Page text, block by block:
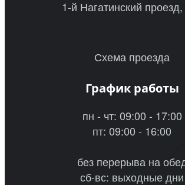
1-й Нагатинский
Схема проезда
График работы
пн - чт: 09:00 - 17:00
пт: 09:00 - 16:00
без перерыва на
сб-вс: выходные дни